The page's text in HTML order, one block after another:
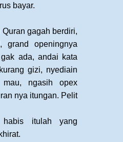
bayar.
gagah berdiri,
grand openingnya
ada, andai kata
gizi, nyediain
mau, ngasih opex
nya itungan. Pelit
habis itulah yang